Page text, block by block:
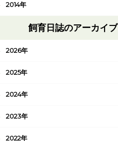
2014年
飼育日誌のアーカイブ
2026年
2025年
2024年
2023年
2022年